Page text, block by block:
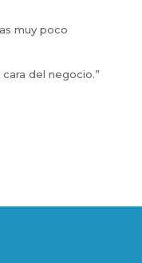
muy poco
del negocio.”